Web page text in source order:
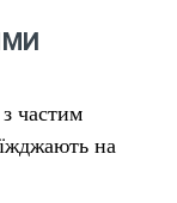
частим
на